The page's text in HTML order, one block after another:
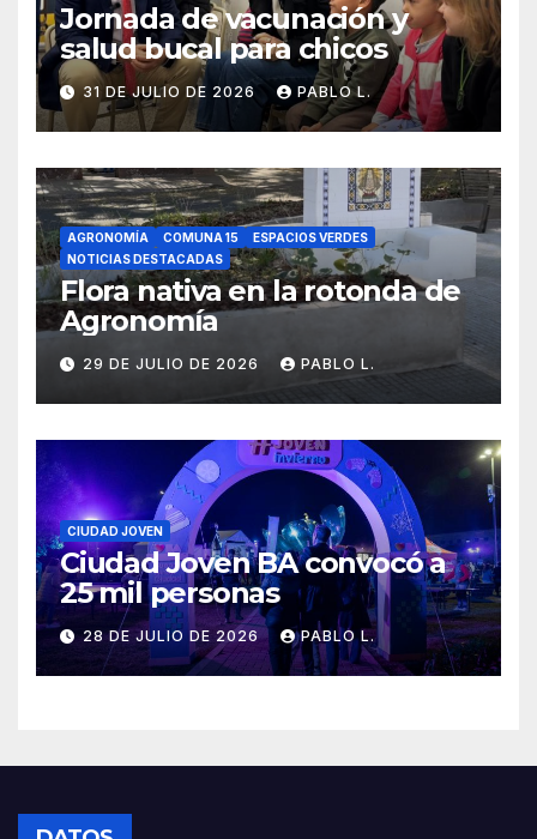
Jornada de vacunación y
salud bucal para chicos
31 DE JULIO DE 2026 PABLO L.
AGRONOMÍA COMUNA 15
ESPACIOS VERDES
NOTICIAS DESTACADAS
Flora nativa en la rotonda de
Agronomía
29 DE JULIO DE 2026 PABLO L.
CIUDAD JOVEN
Ciudad Joven BA convocó a
25 mil personas
28 DE JULIO DE 2026 PABLO L.